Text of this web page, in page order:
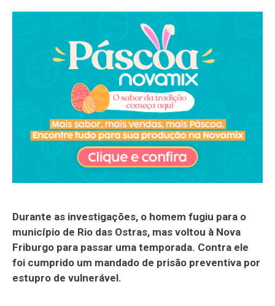
Durante as investigações, o homem fugiu para o
município de Rio das Ostras, mas voltou à Nova
Friburgo para passar uma temporada. Contra ele
foi cumprido um mandado de prisão preventiva por
estupro de vulnerável.